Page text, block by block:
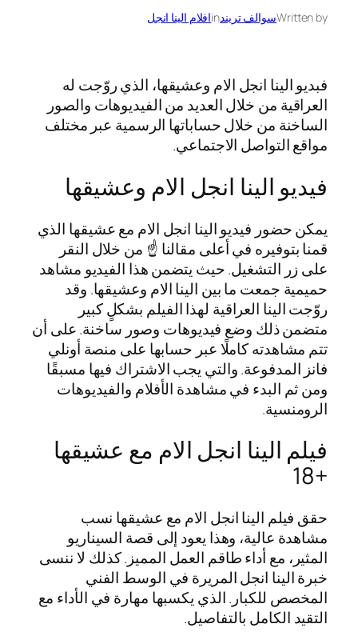
Written byسوالف تريندinافلام الينا انجل
فبديو الينا انجل الام وعشيقها، الذي روّجت له
العراقية من خلال العديد من الفيديوهات والصور
الساخنة من خلال حساباتها الرسمية عبر مختلف
مواقع التواصل الاجتماعي.
فيديو الينا انجل الام وعشيقها
يمكن حضور فيديو الينا انجل الام مع عشيقها الذي
قمنا بتوفيره في أعلى مقالنا ☝️ من خلال النقر
على زر التشغيل. حيث يتضمن هذا الفيديو مشاهد
حميمية جمعت ما بين الينا الام وعشيقها. وقد
روّجت الينا العراقية لهذا الفيلم بشكلٍ كبير
متضمن ذلك وضع فيديوهات وصور ساخنة. على أن
تتم مشاهدته كاملًا عبر حسابها على منصة أونلي
فانز المدفوعة. والتي يجب الاشتراك فيها مسبقًا
ومن ثم البدء في مشاهدة الأفلام والفيديوهات
الرومنسية.
فيلم الينا انجل الام مع عشيقها
+18
حقق فيلم الينا انجل الام مع عشيقها نسب
مشاهدة عالية، وهذا يعود إلى قصة السيناريو
المثير، مع أداء طاقم العمل المميز. كذلك لا ننسى
خبرة الينا انجل المريرة في الوسط الفني
المخصص للكبار. الذي يكسبها مهارة في الأداء مع
التقيد الكامل بالتفاصيل.